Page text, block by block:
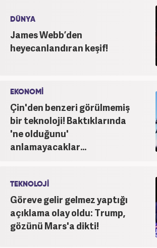
DÜNYA
James Webb’den
heyecanlandıran keşif!
EKONOMİ
Çin'den benzeri görülmemiş
bir teknoloji! Baktıklarında
'ne olduğunu'
anlamayacaklar...
TEKNOLOJİ
Göreve gelir gelmez yaptığı
açıklama olay oldu: Trump,
gözünü Mars'a dikti!